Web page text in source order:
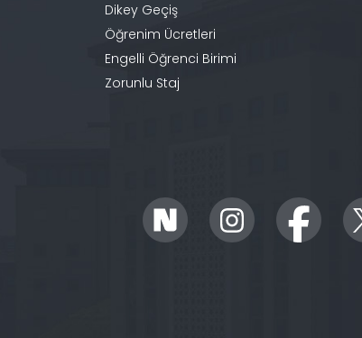
Dikey Geçiş
Öğrenim Ücretleri
Engelli Öğrenci Birimi
Zorunlu Staj